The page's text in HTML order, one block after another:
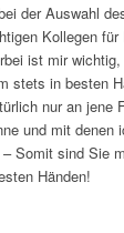
der Auswahl
Kollegen für
ist mir
stets in besten
nur an jene
und mit denen
Somit sind Sie
Händen!